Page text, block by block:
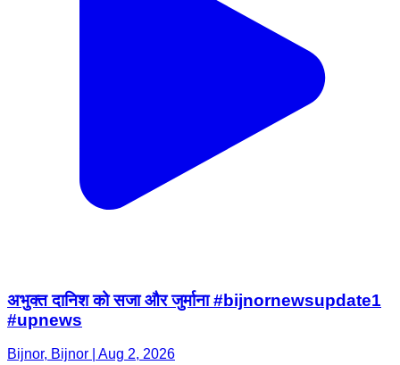
अभुक्त दानिश को सजा और जुर्माना #bijnornewsupdate1
#upnews
Bijnor, Bijnor | Aug 2, 2026